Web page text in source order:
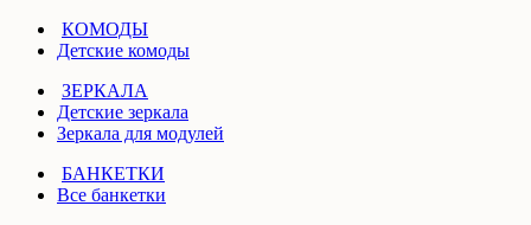
КОМОДЫ
Детские комоды
ЗЕРКАЛА
Детские зеркала
Зеркала для модулей
БАНКЕТКИ
Все банкетки